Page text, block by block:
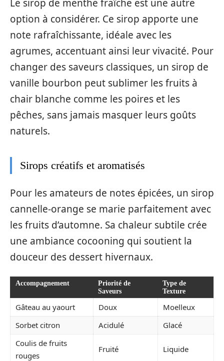
Le sirop de menthe fraîche est une autre
option à considérer. Ce sirop apporte une
note rafraîchissante, idéale avec les
agrumes, accentuant ainsi leur vivacité. Pour
changer des saveurs classiques, un sirop de
vanille bourbon peut sublimer les fruits à
chair blanche comme les poires et les
pêches, sans jamais masquer leurs goûts
naturels.
Sirops créatifs et aromatisés
Pour les amateurs de notes épicées, un sirop
cannelle-orange se marie parfaitement avec
les fruits d’automne. Sa chaleur subtile crée
une ambiance cocooning qui soutient la
douceur des dessert hivernaux.
Accompagnement
Priorité de
Saveurs
Type de
Texture
Gâteau au yaourt Doux
Moelleux
Sorbet citron
Acidulé
Glacé
Coulis de fruits
rouges
Fruité Liquide